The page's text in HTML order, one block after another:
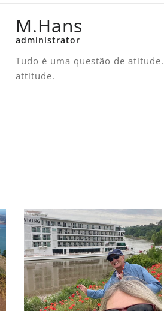
M.Hans
administrator
Tudo é uma questão de
attitude.